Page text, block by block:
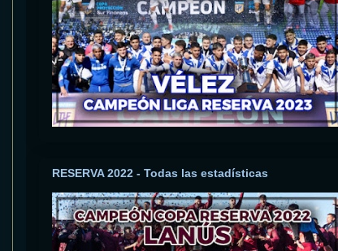
RESERVA 2022 - Todas las estadísticas